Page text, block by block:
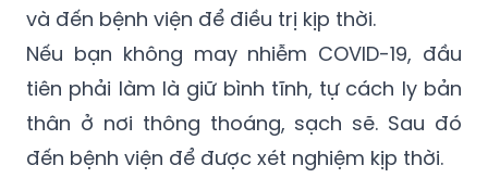
và đến bệnh viện để điều trị kịp thời.
Nếu bạn không may nhiễm COVID-19, đầu
tiên phải làm là giữ bình tĩnh, tự cách ly bản
thân ở nơi thông thoáng, sạch sẽ. Sau đó
đến bệnh viện để được xét nghiệm kịp thời.